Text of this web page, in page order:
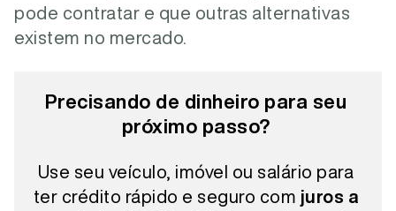
pode contratar e que outras alternativas
existem no mercado.
Precisando de dinheiro para seu
próximo passo?
Use seu veículo, imóvel ou salário para
ter crédito rápido e seguro com juros a